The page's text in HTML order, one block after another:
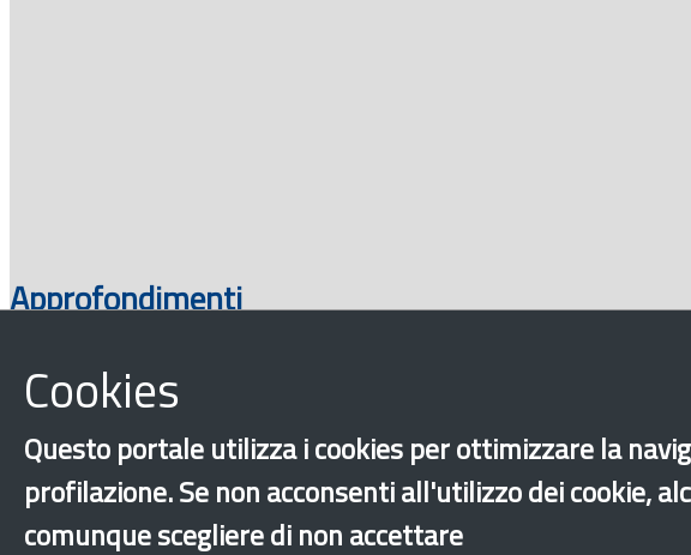
Approfondimenti
Cookies
Questo portale utilizza i cookies per ottimizzare la
profilazione. Se non acconsenti all'utilizzo dei cookie,
comunque scegliere di non accettare